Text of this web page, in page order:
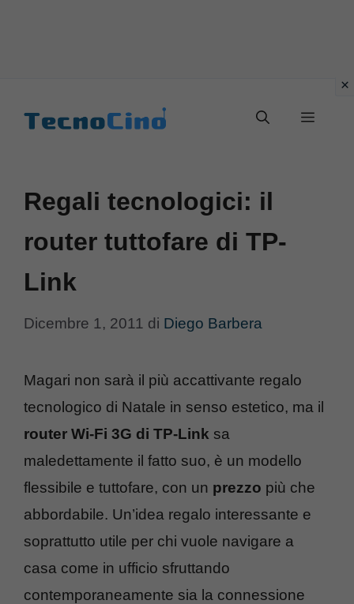
Menu
Regali tecnologici: il
router tuttofare di TP-
Link
Dicembre 1, 2011 di Diego Barbera
Magari non sarà il più accattivante regalo
tecnologico di Natale in senso estetico, ma il
router Wi-Fi 3G di TP-Link sa
maledettamente il fatto suo, è un modello
flessibile e tuttofare, con un prezzo più che
abbordabile. Un’idea regalo interessante e
soprattutto utile per chi vuole navigare a
casa come in ufficio sfruttando
contemporaneamente sia la connessione